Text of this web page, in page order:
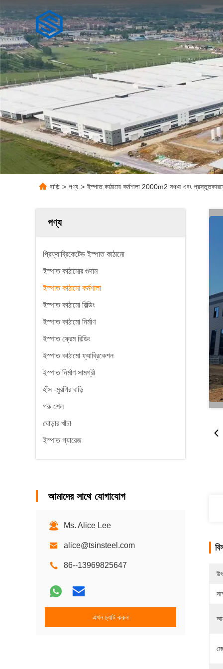
বাড়ি > পণ্য > ইস্পাত কাঠামো কর্মশালা 2000m2 সঞ্চয় এবং
পণ্য
প্রিফ্যাব্রিকেটেড ইস্পাত কাঠামো
ইস্পাত কাঠামোর গুদাম
ইস্পাত কাঠামো কর্মশালা
ইস্পাত কাঠামো বিল্ডিং
ইস্পাত কাঠামো নির্মাণ
ইস্পাত ফ্রেম বিল্ডিং
ইস্পাত কাঠামো ফ্যাব্রিকেশন
ইস্পাত নির্মাণ সামগ্রী
হাঁস -মুরগির বাড়ি
গরু শেল
ঘোড়ার খাঁচা
ইস্পাত গ্যারেজ
আমাদের সাথে যোগাযোগ
Ms. Alice Lee
alice@tsinsteel.com
86--13969825647
এখন চ্যাট করুন